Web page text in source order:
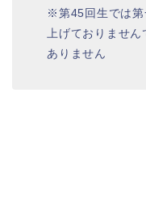
※第45回生では第
上げておりませ
ありません